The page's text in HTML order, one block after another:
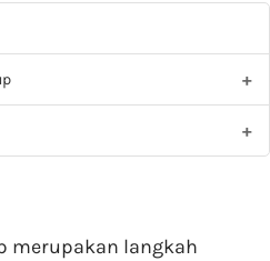
merupakan langkah